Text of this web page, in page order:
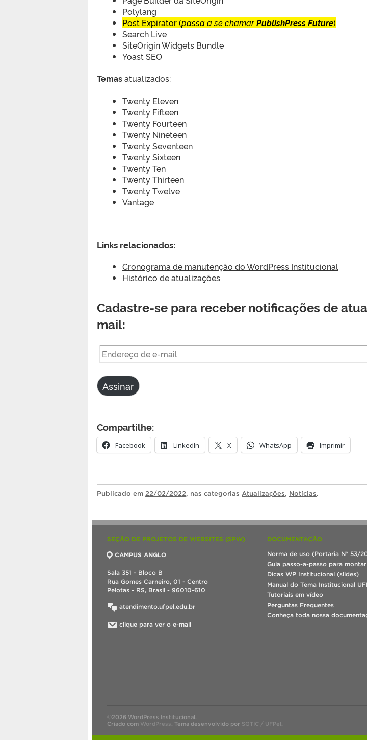
Polylang
Post Expirator (passa a se chamarPublishPress Future)
Search Live
SiteOrigin Widgets Bundle
Yoast SEO
Temasatualizados:
Twenty Eleven
Twenty Fifteen
Twenty Fourteen
Twenty Nineteen
Twenty Seventeen
Twenty Sixteen
Twenty Ten
Twenty Thirteen
Twenty Twelve
Vantage
Links relacionados:
Cronograma de manutenção do WordPress Institucional
Histórico de atualizações
Cadastre-se para receber notificações de
mail:
Endereço
de
e-
mail
Assinar
Compartilhe:
Facebook LinkedIn X WhatsApp Imprimir
Publicado em 22/02/2022, nas categorias Atualizações, Notícias.
SEÇÃO DE PROJETOS DE WEBSITES (SPW)
CAMPUS ANGLO
Sala 351 - Bloco B
Rua Gomes Carneiro, 01 - Centro
Pelotas - RS, Brasil - 96010-610
atendimento.ufpel.edu.br
clique para ver o e-mail
DOCUMENTAÇÃO
Norma de uso (Portaria Nº 53/
Guia passo-a-passo para
Dicas WP Institucional (slides)
Manual do Tema Institucional
Tutoriais em vídeo
Perguntas Frequentes
Conheça toda nossa
©2026 WordPress Institucional.
Criado com WordPress. Tema desenvolvido por SGTIC / UFPel.